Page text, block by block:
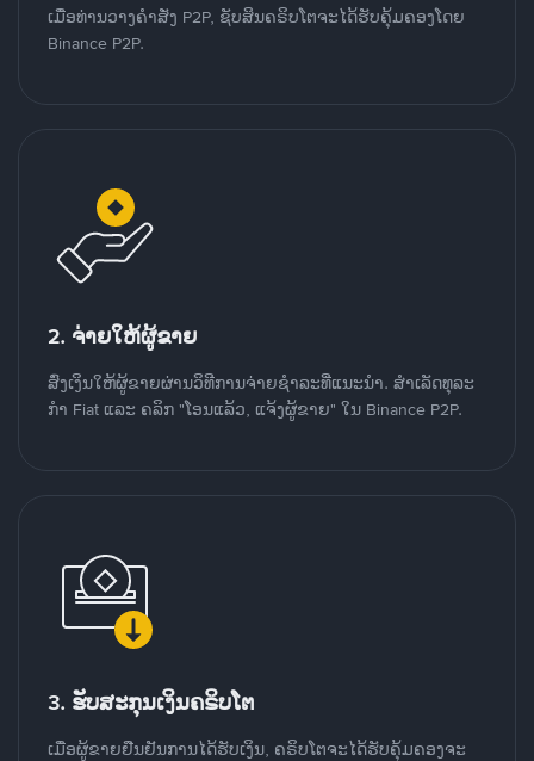
ເມື່ອທ່ານວາງຄໍາສັ່ງ P2P, ຊັບສິນຄຣິບໂຕຈະໄດ້ຮັບຄຸ້ມຄອງໂດຍ
Binance P2P.
2. ຈ່າຍໃຫ້ຜູ້ຂາຍ
ສົ່ງເງິນໃຫ້ຜູ້ຂາຍຜ່ານວິທີການຈ່າຍຊຳລະທີ່ແນະນໍາ. ສໍາເລັດທຸລະ
ກໍາ Fiat ແລະ ຄລິກ "ໂອນແລ້ວ, ແຈ້ງຜູ້ຂາຍ" ໃນ Binance P2P.
3. ຮັບສະກຸນເງິນຄຣິບໂຕ
ເມື່ອຜູ້ຂາຍຢືນຢັນການໄດ້ຮັບເງິນ, ຄຣິບໂຕຈະໄດ້ຮັບຄຸ້ມຄອງຈະ